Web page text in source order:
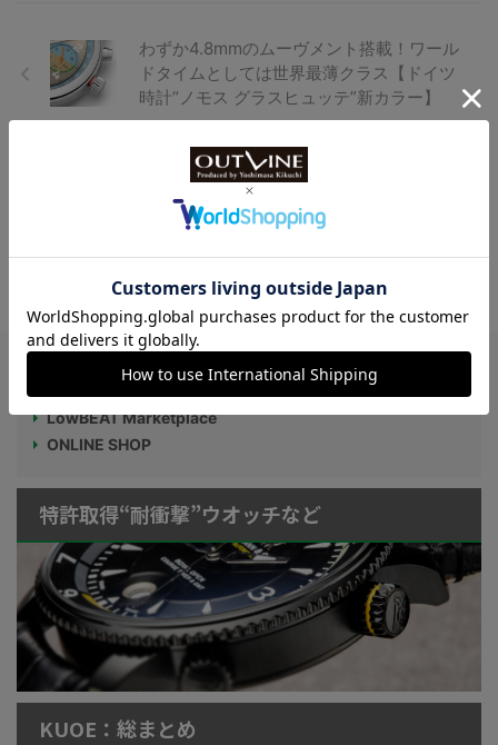
わずか4.8mmのムーヴメント搭載！ワール
ドタイムとしては世界最薄クラス【ドイツ
時計“ノモス グラスヒュッテ”新カラー】
サーモンピンクの文字盤に八重桜をデザイ
ン【国産時計ブランド“セイコー”新作】同
ルにも注目
LowBEAT Marketplace
ONLINE SHOP
特許取得“耐衝撃”ウオッチなど
KUOE：総まとめ